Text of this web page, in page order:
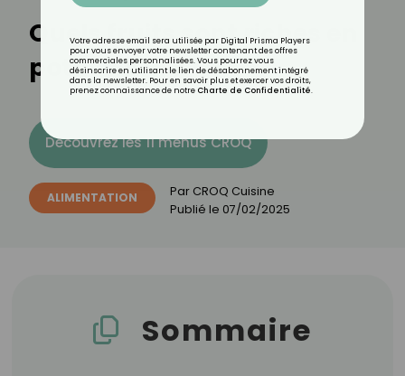
Quels fruits sont riches en
potassium ?
Découvrez les 11 menus CROQ
ALIMENTATION Par CROQ Cuisine
Publié le 07/02/2025
Sommaire
Votre adresse email sera utilisée par Digital Prisma Players
pour vous envoyer votre newsletter contenant des offres
commerciales personnalisées. Vous pourrez vous
désinscrire en utilisant le lien de désabonnement intégré
dans la newsletter. Pour en savoir plus et exercer vos droits,
prenez connaissance de notre Charte de Confidentialité.